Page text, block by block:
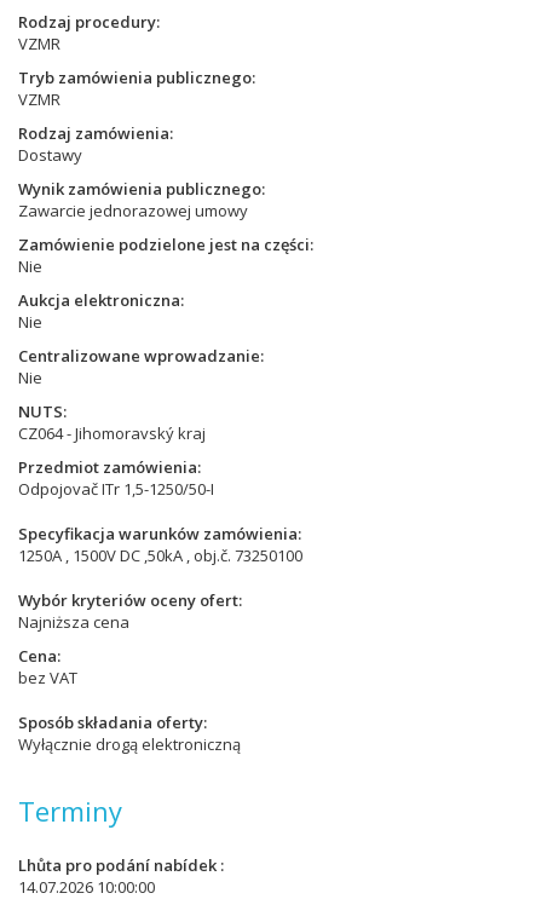
Rodzaj procedury
VZMR
Tryb zamówienia publicznego
VZMR
Rodzaj zamówienia
Dostawy
Wynik zamówienia publicznego
Zawarcie jednorazowej umowy
Zamówienie podzielone jest na części
Nie
Aukcja elektroniczna
Nie
Centralizowane wprowadzanie
Nie
NUTS
CZ064 - Jihomoravský kraj
Przedmiot zamówienia
Odpojovač ITr 1,5-1250/50-I
Specyfikacja warunków zamówienia
1250A , 1500V DC ,50kA , obj.č. 73250100
Wybór kryteriów oceny ofert
Najniższa cena
Cena
bez VAT
Sposób składania oferty
Wyłącznie drogą elektroniczną
Terminy
Lhůta pro podání nabídek
14.07.2026 10:00:00